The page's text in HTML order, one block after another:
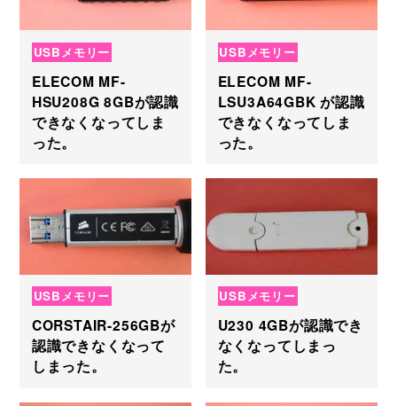
USBメモリー
ELECOM MF-
HSU208G 8GBが認識
できなくなってしま
った。
USBメモリー
ELECOM MF-
LSU3A64GBK が認識
できなくなってしま
った。
USBメモリー
CORSTAIR-256GBが
認識できなくなって
しまった。
USBメモリー
U230 4GBが認識でき
なくなってしまっ
た。